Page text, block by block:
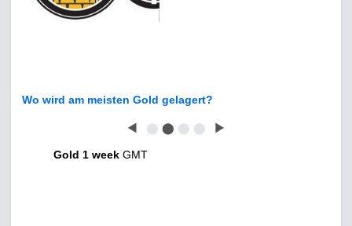
Wo wird am meisten Gold gelagert?
◀ ⬤ ⬤ ⬤ ⬤ ▶
Gold 1 week GMT